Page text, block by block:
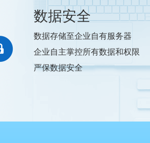
数据安全
数据存储至企业自有服务器
企业自主掌控所有数据和权限
严保数据安全